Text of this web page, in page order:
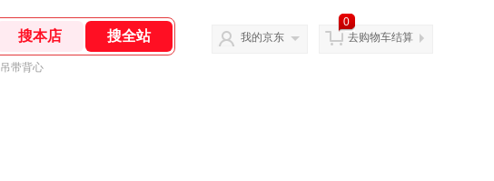
吊带背心
我的京东
0
去购物车结算